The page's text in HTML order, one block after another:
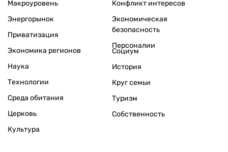
Макроуровень
Энергорынок
Приватизация
Экономика регионов
Конфликт интересов
Экономическая
безопасность
Персоналии
Наука
Технологии
Среда обитания
Церковь
Культура
Социум
История
Круг семьи
Туризм
Собственность